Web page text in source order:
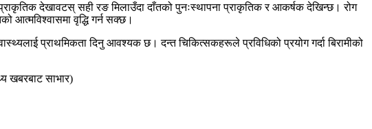
देखावटस् सही रङ मिलाउँदा दाँतको पुनःस्थापना प्राकृतिक र आकर्षक देखिन्छ। रोग
आत्मविश्वासमा वृद्धि गर्न सक्छ।
प्राथमिकता दिनु आवश्यक छ। दन्त चिकित्सकहरूले प्रविधिको प्रयोग गर्दा बिरामीको
खबरबाट साभार)